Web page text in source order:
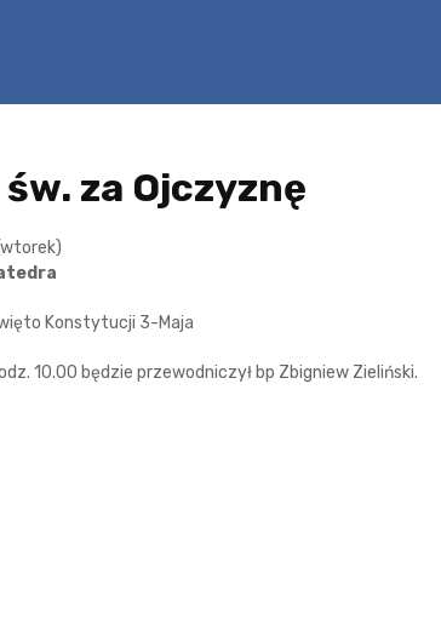
św. za Ojczyznę
Konstytucji 3-Maja
10.00 będzie przewodniczył bp Zbigniew Zieliński.